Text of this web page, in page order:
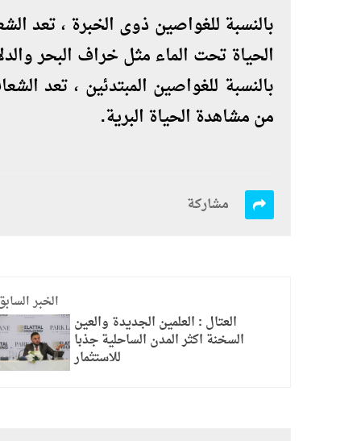
بالنسبة للغواصين ذوى الخبرة ، تعد
الحياة تحت الماء مثل خراف البحر
بالنسبة للغواصين المبتدئين ، تعد
من مشاهدة الحياة البرية.
مشاركة
الخبر
العتال : العلمين الجديدة والعين
السخنة اكثر المدن الساحلية جذبا
للاستثمار